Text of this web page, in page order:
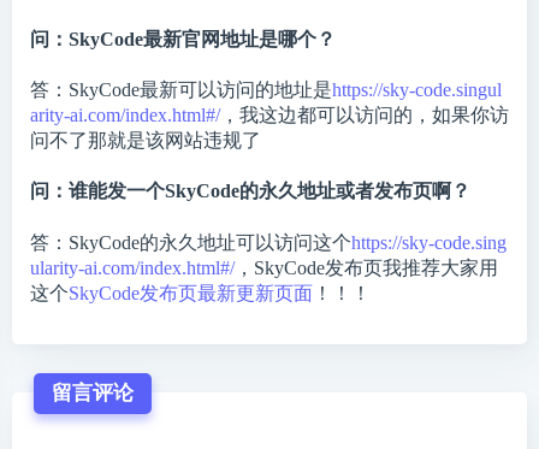
问：SkyCode最新官网地址是哪个？
答：SkyCode最新可以访问的地址是https://sky-code.singul
arity-ai.com/index.html#/，我这边都可以访问的，如果你访
问不了那就是该网站违规了
问：谁能发一个SkyCode的永久地址或者发布页啊？
答：SkyCode的永久地址可以访问这个https://sky-code.sing
ularity-ai.com/index.html#/，SkyCode发布页我推荐大家用
这个SkyCode发布页最新更新页面 ！！！
留言评论